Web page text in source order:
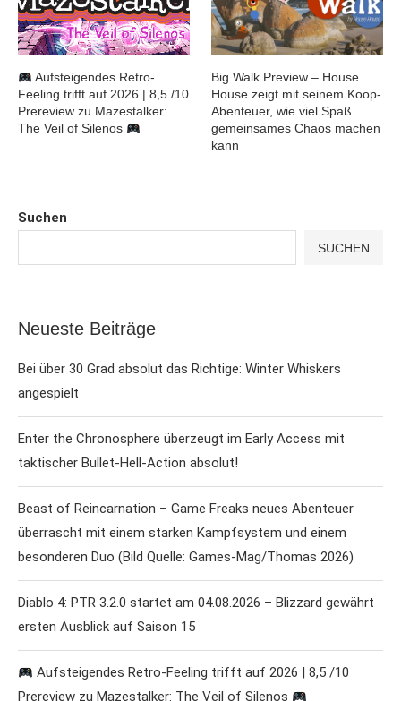
Suchen
SUCHEN
Neueste Beiträge
Bei über 30 Grad absolut das Richtige: Winter Whiskers
angespielt
Enter the Chronosphere überzeugt im Early Access mit
taktischer Bullet-Hell-Action absolut!
Beast of Reincarnation – Game Freaks neues Abenteuer
überrascht mit einem starken Kampfsystem und einem
besonderen Duo (Bild Quelle: Games-Mag/Thomas 2026)
Diablo 4: PTR 3.2.0 startet am 04.08.2026 – Blizzard gewährt
ersten Ausblick auf Saison 15
Aufsteigendes Retro-Feeling trifft auf 2026 | 8,5 /10
Prereview zu Mazestalker: The Veil of Silenos
Aufsteigendes Retro-
Feeling trifft auf 2026 | 8,5 /10
Prereview zu Mazestalker:
The Veil of Silenos
Big Walk Preview – House
House zeigt mit seinem Koop-
Abenteuer, wie viel Spaß
gemeinsames Chaos machen
kann